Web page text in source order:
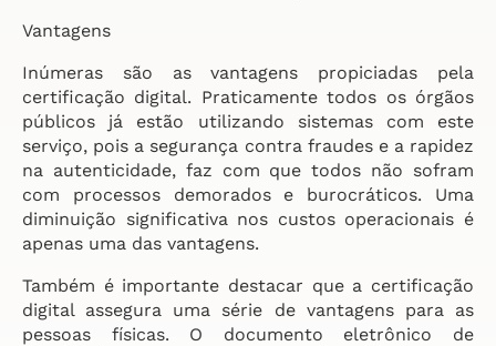
Vantagens
Inúmeras são as vantagens propiciadas pela
certificação digital. Praticamente todos os órgãos
públicos já estão utilizando sistemas com este
serviço, pois a segurança contra fraudes e a rapidez
na autenticidade, faz com que todos não sofram
com processos demorados e burocráticos. Uma
diminuição significativa nos custos operacionais é
apenas uma das vantagens.
Também é importante destacar que a certificação
digital assegura uma série de vantagens para as
pessoas físicas. O documento eletrônico de